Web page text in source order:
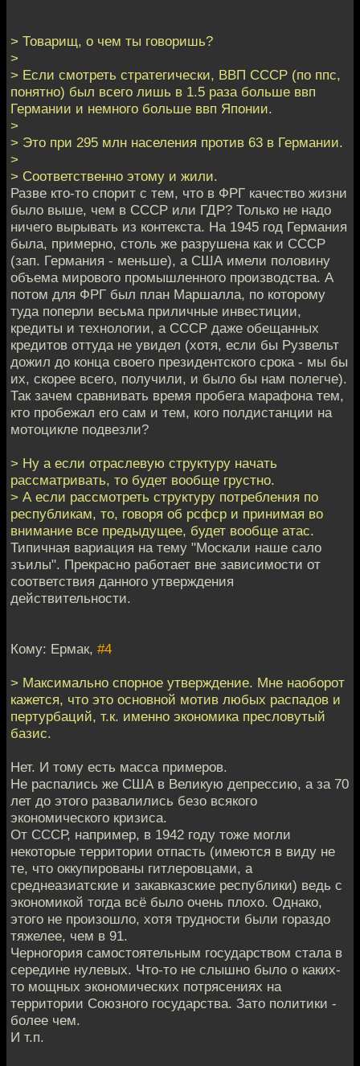
> Товарищ, о чем ты говоришь?
>
> Если смотреть стратегически, ВВП СССР (по ппс,
понятно) был всего лишь в 1.5 раза больше ввп
Германии и немного больше ввп Японии.
>
> Это при 295 млн населения против 63 в Германии.
>
> Соответственно этому и жили.
Разве кто-то спорит с тем, что в ФРГ качество жизни
было выше, чем в СССР или ГДР? Только не надо
ничего вырывать из контекста. На 1945 год Германия
была, примерно, столь же разрушена как и СССР
(зап. Германия - меньше), а США имели половину
объема мирового промышленного производства. А
потом для ФРГ был план Маршалла, по которому
туда поперли весьма приличные инвестиции,
кредиты и технологии, а СССР даже обещанных
кредитов оттуда не увидел (хотя, если бы Рузвельт
дожил до конца своего президентского срока - мы бы
их, скорее всего, получили, и было бы нам полегче).
Так зачем сравнивать время пробега марафона тем,
кто пробежал его сам и тем, кого полдистанции на
мотоцикле подвезли?
> Ну а если отраслевую структуру начать
рассматривать, то будет вообще грустно.
> А если рассмотреть структуру потребления по
республикам, то, говоря об рсфср и принимая во
внимание все предыдущее, будет вообще атас.
Типичная вариация на тему "Москали наше сало
зъилы". Прекрасно работает вне зависимости от
соответствия данного утверждения
действительности.
Кому: Ермак, #4
> Максимально спорное утверждение. Мне наоборот
кажется, что это основной мотив любых распадов и
пертурбаций, т.к. именно экономика пресловутый
базис.
Нет. И тому есть масса примеров.
Не распались же США в Великую депрессию, а за 70
лет до этого развалились безо всякого
экономического кризиса.
От СССР, например, в 1942 году тоже могли
некоторые территории отпасть (имеются в виду не
те, что оккупированы гитлеровцами, а
среднеазиатские и закавказские республики) ведь с
экономикой тогда всё было очень плохо. Однако,
этого не произошло, хотя трудности были гораздо
тяжелее, чем в 91.
Черногория самостоятельным государством стала в
середине нулевых. Что-то не слышно было о каких-
то мощных экономических потрясениях на
территории Союзного государства. Зато политики -
более чем.
И т.п.